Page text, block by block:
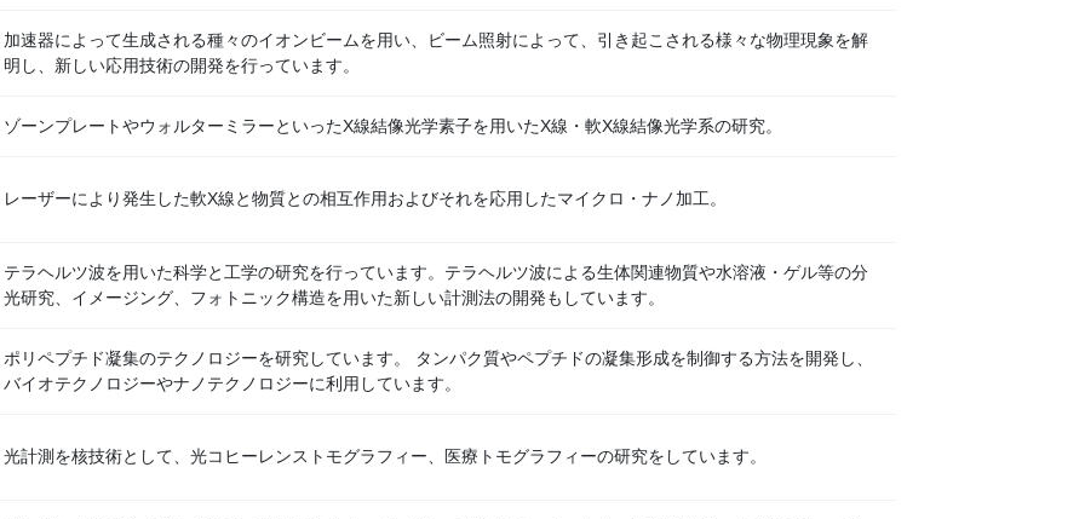
加速器によって生成される種々のイオンビームを用い、ビーム照射によって、引き起こされる様々な物理現象を解
明し、新しい応用技術の開発を行っています。
ゾーンプレートやウォルターミラーといったX線結像光学素子を用いたX線・軟X線結像光学系の研究。
レーザーにより発生した軟X線と物質との相互作用およびそれを応用したマイクロ・ナノ加工。
テラヘルツ波を用いた科学と工学の研究を行っています。テラヘルツ波による生体関連物質や水溶液・ゲル等の分
光研究、イメージング、フォトニック構造を用いた新しい計測法の開発もしています。
ポリペプチド凝集のテクノロジーを研究しています。 タンパク質やペプチドの凝集形成を制御する方法を開発し、
バイオテクノロジーやナノテクノロジーに利用しています。
光計測を核技術として、光コヒーレンストモグラフィー、医療トモグラフィーの研究をしています。